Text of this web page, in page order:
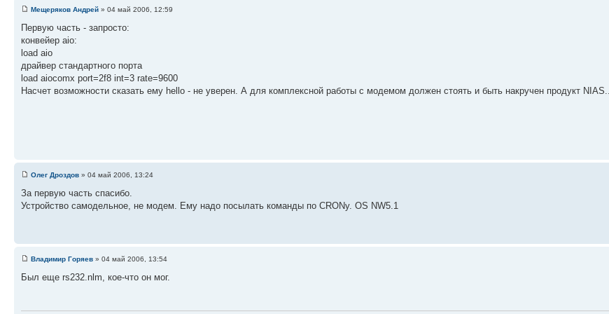
Мещеряков Андрей » 04 май 2006, 12:59
Первую часть - запросто:
конвейер aio:
load aio
драйвер стандартного порта
load aiocomx port=2f8 int=3 rate=9600
Насчет возможности сказать ему hello - не уверен. А для комплексной работы с модемом должен стоять и быть накручен продукт NIAS...
Олег Дроздов » 04 май 2006, 13:24
За первую часть спасибо.
Устройство самодельное, не модем. Ему надо посылать команды по CRONу. OS NW5.1
Владимир Горяев » 04 май 2006, 13:54
Был еще rs232.nlm, кое-что он мог.